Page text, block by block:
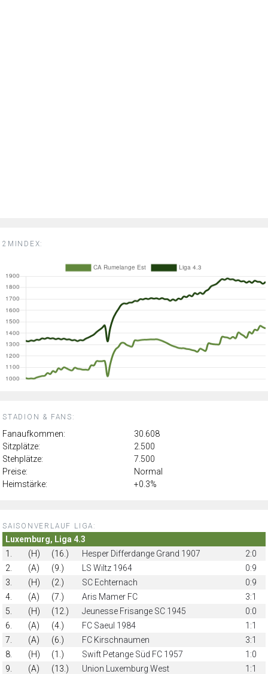
2MINDEX:
STADION & FANS:
Fanaufkommen:
30.608
Sitzplätze:
2.500
Stehplätze:
7.500
Preise:
Normal
Heimstärke:
+0.3%
SAISONVERLAUF LIGA:
Luxemburg, Liga 4.3
1.
(H) (16.) Hesper Differdange Grand 1907
2:0
2.
(A) (9.) LS Wiltz 1964
0:9
3.
(H) (2.) SC Echternach
0:9
4.
(A) (7.) Aris Mamer FC
3:1
5.
(H) (12.) Jeunesse Frisange SC 1945
0:0
6.
(A) (4.) FC Saeul 1984
1:1
7.
(A) (6.) FC Kirschnaumen
3:1
8.
(H) (1.) Swift Petange Süd FC 1957
1:0
9.
(A) (13.) Union Luxemburg West
1:1